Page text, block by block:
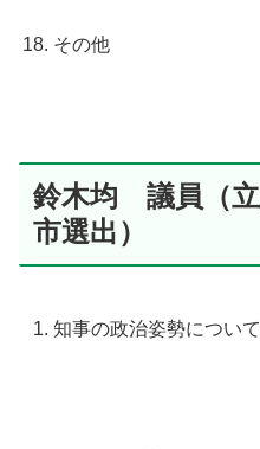
その他
鈴木均 議員（
市選出）
知事の政治姿勢について